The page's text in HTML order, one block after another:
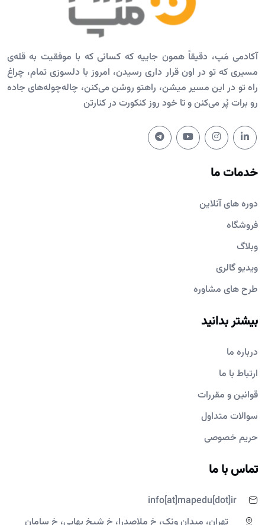
آکادمی مَپ، دقیقاً همون جاییه که کسانی که با موفقیت به قله‌ی
مسیری که تو در اون قرار داری رسیدن، امروز با دلسوزی تمام، چراغ
راه تو در این مسیر میشن، راهتو روشن می‌کنن، چاله‌چوله‌های جاده
رو برات پُر می‌کنن و تا خود روز کنکورت در کنارتن
خدمات ما
دوره های آنلاین
فروشگاه
وبلاگ
ویدیو گالری
طرح های مشاوره
بیشتر بدانید
درباره ما
ارتباط با ما
قوانین و مقررات
سوالات متداول
حریم خصوصی
تماس با ما
info[at]mapedu[dot]ir